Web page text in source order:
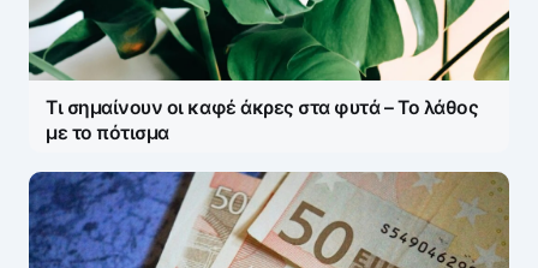
Τι σημαίνουν οι καφέ άκρες στα φυτά – Το λάθος
με το πότισμα